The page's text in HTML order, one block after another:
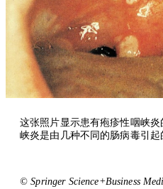
这张照片显示患有疱疹性咽峡
峡炎是由几种不同的肠病毒引起
© Springer Science+Business